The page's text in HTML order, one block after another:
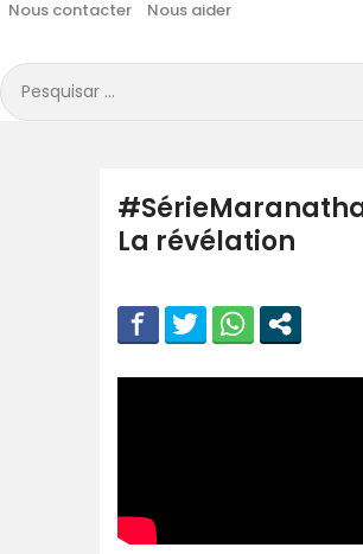
Nous contacter
Nous aider
Pesquisar
por:
Boutique en
Nous aider
La révélation